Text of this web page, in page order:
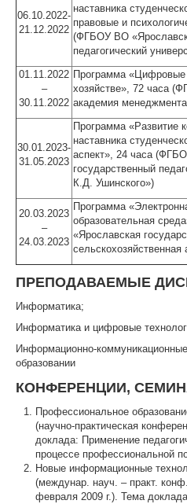
06.10.2022-
21.12.2022
наставника
правовые и
(ФГБОУ ВО
педагогический
01.11.2022
–
30.11.2022
Программа «Цифровые
хозяйстве», 72 часа
академия менеджмента
30.01.2023-
31.05.2023
Программа «Развитие
наставника
аспект», 24 часа
государственный
К.Д. Ушинского»)
20.03.2023
–
24.03.2023
Программа
образовательная
«Ярославская
сельскохозяйственная
ПРЕПОДАВАЕМЫЕ
Информатика;
Информатика и цифровые
Информационно-
образовании
КОНФЕРЕНЦИИ,
Профессиональное
(научно-практическая
доклада: Применение
процессе профессиональной
Новые информационные
(междунар. науч. – практ.
февраля 2009 г.). Тема